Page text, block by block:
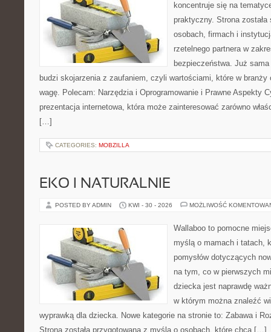
koncentruje się na
praktyczny. Strona
osobach, firmach i
rzetelnego partnera w
bezpieczeństwa. Już
budzi skojarzenia z zaufaniem, czyli wartościami, które w branży
wagę. Polecam: Narzędzia i Oprogramowanie i Prawne Aspekty
prezentacja internetowa, która może zainteresować zarówno
[…]
CATEGORIES: MOBZILLA
EKO I NATURALNIE
POSTED BY ADMIN KWI - 30 - 2026 MOŻLIWOŚĆ
Wallaboo to pomocne
myślą o mamach i tatach,
pomysłów dotyczących
na tym, co w pierwszych
dziecka jest naprawdę
w którym można znaleźć
wyprawką dla dziecka. Nowe kategorie na stronie to: Zabawa i
Strona została przygotowana z myślą o osobach, które chcą […]